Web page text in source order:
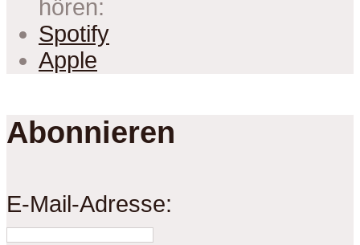
hören:
Spotify
Apple
Abonnieren
E-Mail-Adresse: